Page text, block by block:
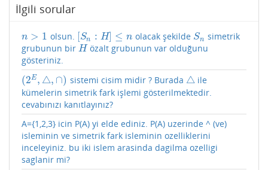
İlgili sorular
n > 1
n>1 olsun. [Sn : H] ≤ n
Sn: H ]≤n olacak şekilde Sn
Sn simetrik
grubunun bir H
H özalt grubunun var olduğunu
gösteriniz.
(2E, △, ∩)
(2E,△ ,∩) sistemi cisim midir ? Burada △
△ ile
kümelerin simetrik fark işlemi gösterilmektedir.
cevabınızı kanıtlayınız?
A={1,2,3} icin P(A) yi elde ediniz. P(A) uzerinde ^ (ve)
isleminin ve simetrik fark isleminin ozelliklerini
inceleyiniz. bu iki islem arasinda dagilma ozelligi
saglanir mi?